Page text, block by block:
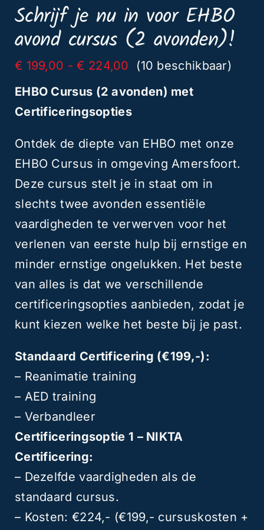
Schrijf je nu in voor EHBO
avond cursus (2 avonden)!
€ 199,00 - € 224,00 Prijsklasse:
tot
€ 224,00
(10 beschikbaar)
EHBO Cursus (2 avonden) met
Certificeringsopties
Ontdek de diepte van EHBO met onze
EHBO Cursus in omgeving Amersfoort.
Deze cursus stelt je in staat om in
slechts twee avonden essentiële
vaardigheden te verwerven voor het
verlenen van eerste hulp bij ernstige en
minder ernstige ongelukken. Het beste
van alles is dat we verschillende
certificeringsopties aanbieden, zodat je
kunt kiezen welke het beste bij je past.
Standaard Certificering (€199,-):
– Reanimatie training
– AED training
– Verbandleer
Certificeringsoptie 1 – NIKTA
Certificering:
– Dezelfde vaardigheden als de
standaard cursus.
– Kosten: €224,- (€199,- cursuskosten +
&
15
oktober)